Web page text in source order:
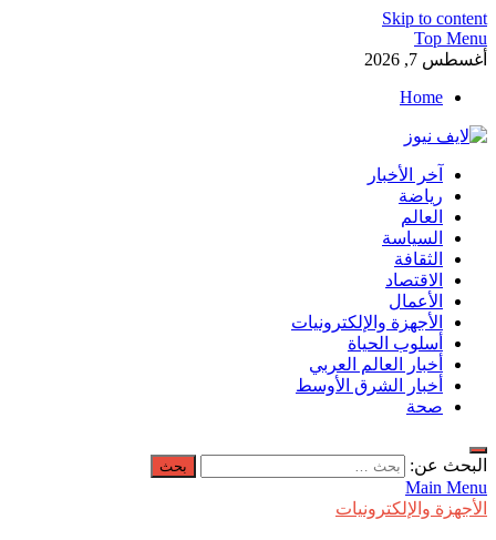
Skip to content
Top Menu
أغسطس 7, 2026
Home
لايف نيوز
آخر الأخبار العاجلة لحظة بلحظة من العالم العربي والعالم
آخر الأخبار
رياضة
العالم
السياسة
الثقافة
الاقتصاد
الأعمال
الأجهزة والإلكترونيات
أسلوب الحياة
أخبار العالم العربي
أخبار الشرق الأوسط
صحة
البحث عن:
Main Menu
الأجهزة والإلكترونيات